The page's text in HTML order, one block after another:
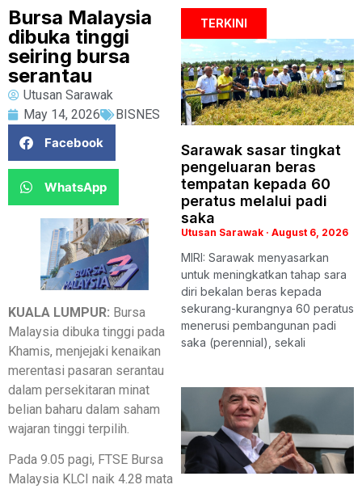
Bursa Malaysia
dibuka tinggi
seiring bursa
serantau
Utusan Sarawak
May 14, 2026
BISNES
Facebook
WhatsApp
KUALA LUMPUR: Bursa
Malaysia dibuka tinggi pada
Khamis, menjejaki kenaikan
merentasi pasaran serantau
dalam persekitaran minat
belian baharu dalam saham
wajaran tinggi terpilih.
Pada 9.05 pagi, FTSE Bursa
Malaysia KLCI naik 4.28 mata
TERKINI
Sarawak sasar tingkat
pengeluaran beras
tempatan kepada 60
peratus melalui padi
saka
Utusan Sarawak August 6, 2026
MIRI: Sarawak menyasarkan
untuk meningkatkan tahap sara
diri bekalan beras kepada
sekurang-kurangnya 60 peratus
menerusi pembangunan padi
saka (perennial), sekali